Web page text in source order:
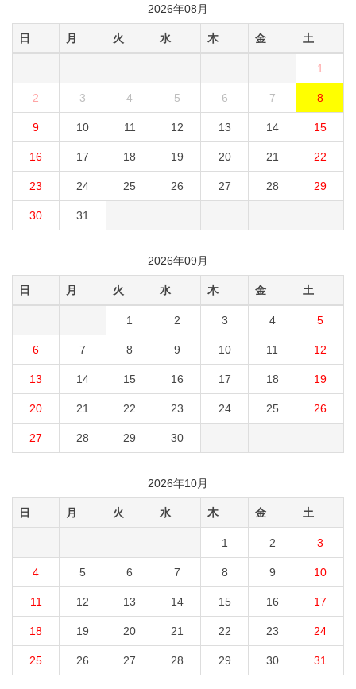
2026年08月
日 月 火 水 木 金 土
1
2 3 4 5 6 7 8
9 10 11 12 13 14 15
16 17 18 19 20 21 22
23 24 25 26 27 28 29
30 31
2026年09月
日 月 火 水 木 金 土
1 2 3 4 5
6 7 8 9 10 11 12
13 14 15 16 17 18 19
20 21 22 23 24 25 26
27 28 29 30
2026年10月
日 月 火 水 木 金 土
1 2 3
4 5 6 7 8 9 10
11 12 13 14 15 16 17
18 19 20 21 22 23 24
25 26 27 28 29 30 31